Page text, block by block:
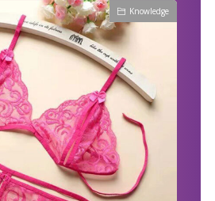
Knowledge